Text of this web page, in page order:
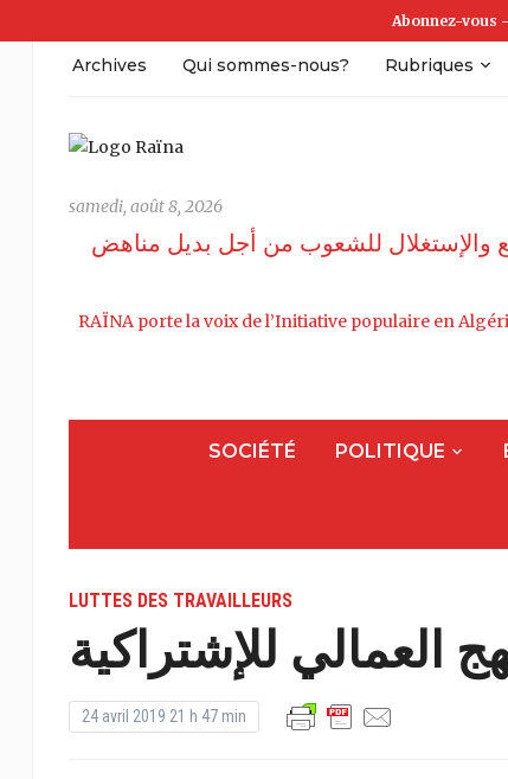
Archives Qui sommes-nous? Rubriques
samedi, août 8, 2026
واﻹستغلال للشعوب من أجل بديل مناهض
RAÏNA porte la voix de l’Initiative populaire en
SOCIÉTÉ POLITIQUE
LUTTES DES TRAVAILLEURS
العمالي للإشتراكية
24 avril 2019 21 h 47 min
Abonnez-vous